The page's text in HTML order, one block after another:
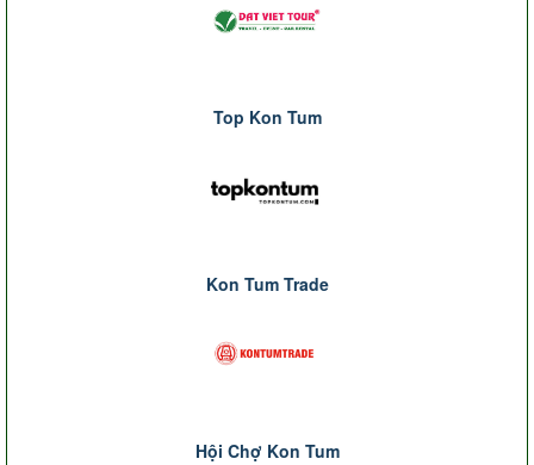
Top Kon Tum
Kon Tum Trade
Hội Chợ Kon Tum